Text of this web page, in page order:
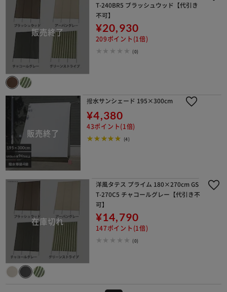
T-240BR5 ブラッシュウッド【代引き
不可】
¥20,930
209ポイント(1倍)
(0)
撥水サンシェード 195×300cm
¥4,380
43ポイント(1倍)
(4)
洋風タテス プライム 180×270cm GS
T-270C5 チャコールグレー【代引き不
可】
¥14,790
147ポイント(1倍)
(0)